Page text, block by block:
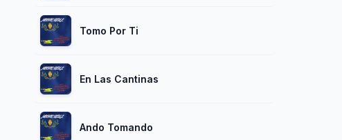
Tomo Por Ti
En Las Cantinas
Ando Tomando